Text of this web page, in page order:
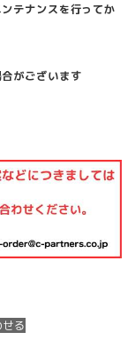
テナンスを行ってか
がございます
る